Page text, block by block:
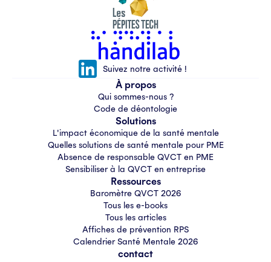
Suivez notre activité !
À propos
Qui sommes-nous ?
Code de déontologie
Solutions
L'impact économique de la santé mentale
Quelles solutions de santé mentale pour PME
Absence de responsable QVCT en PME
Sensibiliser à la QVCT en entreprise
Ressources
Baromètre QVCT 2026
Tous les e-books
Tous les articles
Affiches de prévention RPS
Calendrier Santé Mentale 2026
contact